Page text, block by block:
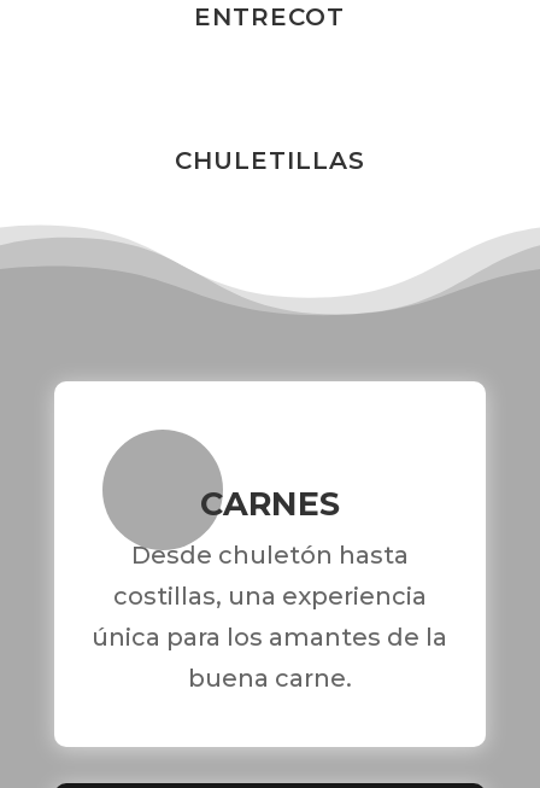
ENTRECOT
CHULETILLAS
CARNES
Desde chuletón hasta
costillas, una experiencia
única para los amantes de la
buena carne.